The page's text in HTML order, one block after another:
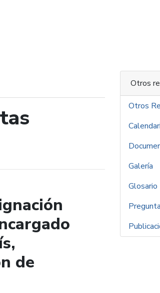
de
Otros
Otros
Galería
Glosario